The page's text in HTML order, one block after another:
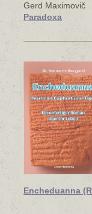
Gerd Maximovič
Paradoxa
Encheduanna